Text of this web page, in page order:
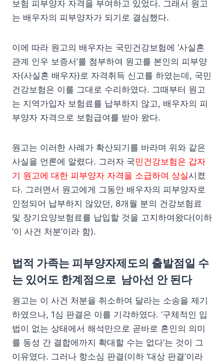
보험 피부양자 자격을 부여하고 있었다. 그래서 원고
는 배우자의 피부양자가 되기로 결심했다.
이에 따라 원고의 배우자는 국민건강보험에 ‘사실혼
관계 인우 보증서’를 첨부하여 원고를 본인의 피부양
자(사실혼 배우자)로 자격취득 신고를 하였는데, 국민
건강보험은 이를 그대로 수리하였다. 그때부터 원고
는 지역가입자 보험료를 납부하지 않고, 배우자의 피
부양자 자격으로 보험급여를 받아 왔다.
원고는 이러한 사례가 확산되기를 바라며 위와 같은
사실을 언론에 알렸다. 그러자 국민건강보험은 갑자
기 원고에 대한 피부양자 자격을 소급하여 상실시켰
다. 그러면서 원고에게 그동안 배우자의 피부양자로
인정되어 납부하지 않았던, 8개월 분의 건강보험료
및 장기요양보험료를 납입할 것을 고지하여왔다(이하
‘이 사건 처분’이라 함).
법적 가족는 피부양자제도의 출발점일 수
는 있어도 한계점으로 남아선 안 된다
원고는 이 사건 처분을 취소하여 달라는 소송을 제기
하였으나, 1심 판결은 이를 기각하였다. ‘구체적인 입
법이 없는 상태에서 해석만으로 곧바로 혼인의 의미
를 동성 간 결합에까지 확대할 수는 없다’는 것이 그
이유였다. 그러나 항소심 판결(이하 ‘대상 판결’이라